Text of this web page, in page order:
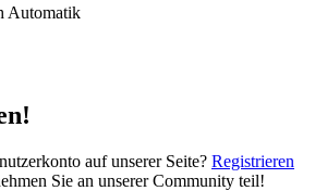
Automatik
auf unserer Seite? Registrieren
Sie an unserer Community teil!